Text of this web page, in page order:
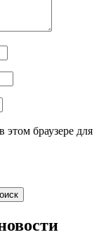
этом браузере для